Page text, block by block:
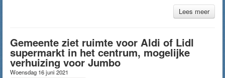
Lees meer
Gemeente ziet ruimte voor Aldi of Lidl
supermarkt in het centrum, mogelijke
verhuizing voor Jumbo
Woensdag 16 juni 2021